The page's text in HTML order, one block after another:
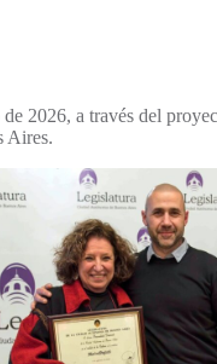
2026, a través del
Aires.